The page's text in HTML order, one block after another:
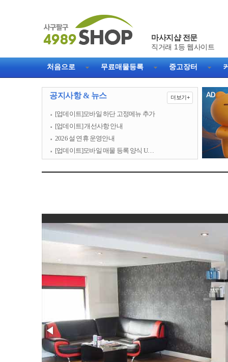
마사지샵 전문
처음으로 무료매물등록 중고장터
공지사항 & 뉴스 더보기+
[업데이트]모바일 하단 고정메뉴 추가
[업데이트] 개선사항 안내
2026 설 연휴 운영안내
[업데이트]모바일 매물 등록 양식 U…